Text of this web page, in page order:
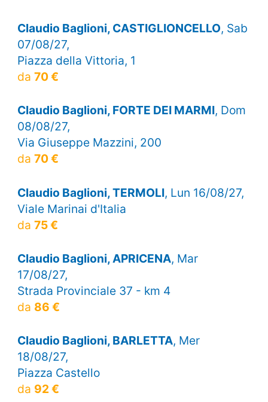
Claudio Baglioni, CASTIGLIONCELLO, Sab
07/08/27,
Piazza della Vittoria, 1
da 70 €
Claudio Baglioni, FORTE DEI MARMI, Dom
08/08/27,
Via Giuseppe Mazzini, 200
da 70 €
Claudio Baglioni, TERMOLI, Lun 16/08/27,
Viale Marinai d'Italia
da 75 €
Claudio Baglioni, APRICENA, Mar
17/08/27,
Strada Provinciale 37 - km 4
da 86 €
Claudio Baglioni, BARLETTA, Mer
18/08/27,
Piazza Castello
da 92 €